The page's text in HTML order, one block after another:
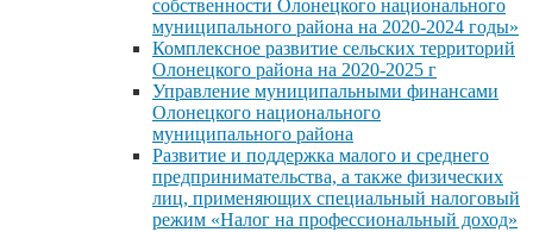
собственности Олонецкого национального
муниципального района на 2020-2024 годы»
Комплексное развитие сельских территорий
Олонецкого района на 2020-2025 г
Управление муниципальными финансами
Олонецкого национального
муниципального района
Развитие и поддержка малого и среднего
предпринимательства, а также физических
лиц, применяющих специальный налоговый
режим «Налог на профессиональный доход»